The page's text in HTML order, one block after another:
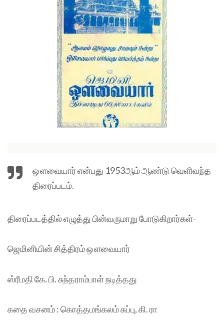
ஔவையார் என்பது 1953ஆம் ஆண்டு வெளிவந்த
திரைப்படம்.
திரைப்படத்தில் எழுத்து பின்வருமாறு போடுகிறார்கள்-
ஜெமினியின் சித்திரம் ஔவையார்
ஸ்ரீமதி கே. பி. சுந்தராம்பாள் நடித்தது
கதை வசனம் : கொத்தமங்கலம் சுப்பு, கி. ரா